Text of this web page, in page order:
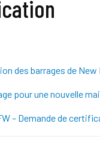
des barrages de New
pour une nouvelle
– Demande de